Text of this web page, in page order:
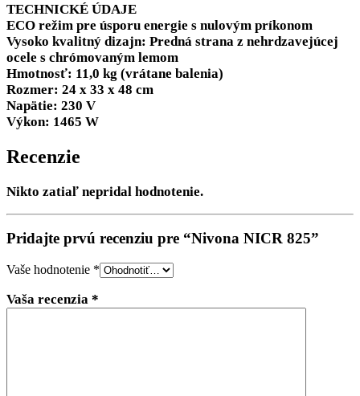
TECHNICKÉ ÚDAJE
ECO režim pre úsporu energie s nulovým príkonom
Vysoko kvalitný dizajn: Predná strana z nehrdzavejúcej
ocele s chrómovaným lemom
Hmotnosť: 11,0 kg (vrátane balenia)
Rozmer: 24 x 33 x 48 cm
Napätie: 230 V
Výkon: 1465 W
Recenzie
Nikto zatiaľ nepridal hodnotenie.
Pridajte prvú recenziu pre “Nivona NICR 825”
Vaše hodnotenie *
Vaša recenzia *